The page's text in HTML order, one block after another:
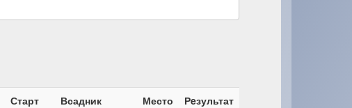
Старт Всадник Место Рeзультат